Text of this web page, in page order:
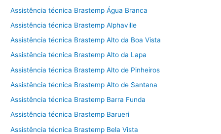
Assistência técnica Brastemp Água Branca
Assistência técnica Brastemp Alphaville
Assistência técnica Brastemp Alto da Boa Vista
Assistência técnica Brastemp Alto da Lapa
Assistência técnica Brastemp Alto de Pinheiros
Assistência técnica Brastemp Alto de Santana
Assistência técnica Brastemp Barra Funda
Assistência técnica Brastemp Barueri
Assistência técnica Brastemp Bela Vista